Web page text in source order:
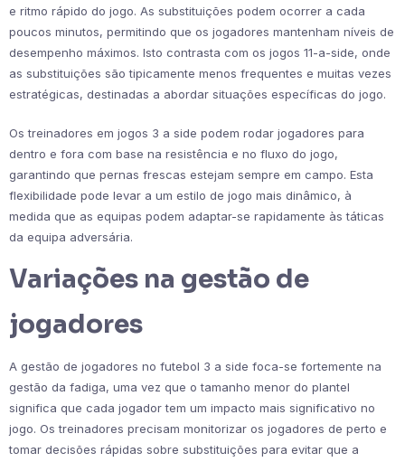
e ritmo rápido do jogo. As substituições podem ocorrer a cada
poucos minutos, permitindo que os jogadores mantenham níveis de
desempenho máximos. Isto contrasta com os jogos 11-a-side, onde
as substituições são tipicamente menos frequentes e muitas vezes
estratégicas, destinadas a abordar situações específicas do jogo.
Os treinadores em jogos 3 a side podem rodar jogadores para
dentro e fora com base na resistência e no fluxo do jogo,
garantindo que pernas frescas estejam sempre em campo. Esta
flexibilidade pode levar a um estilo de jogo mais dinâmico, à
medida que as equipas podem adaptar-se rapidamente às táticas
da equipa adversária.
Variações na gestão de
jogadores
A gestão de jogadores no futebol 3 a side foca-se fortemente na
gestão da fadiga, uma vez que o tamanho menor do plantel
significa que cada jogador tem um impacto mais significativo no
jogo. Os treinadores precisam monitorizar os jogadores de perto e
tomar decisões rápidas sobre substituições para evitar que a